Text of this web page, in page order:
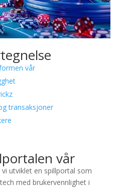
vår
transaksjoner
vår
vi utviklet en spillportal som
med brukervennlighet i